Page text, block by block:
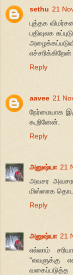
sethu 21
புத்தக
பதிவுலக
எச்சரிக்கிறேன்
Reply
aavee 21
நேர்மையாக
கூறினேன்.
Reply
அனுஷ்யா 21
அவசர
மிஸ்ஸாக
Reply
அனுஷ்யா 21
எல்லாம்